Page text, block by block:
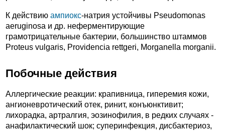
К действию ампиокс-натрия устойчивы Pseudomonas
aeruginosa и др. неферментирующие
грамотрицательные бактерии, большинство штаммов
Proteus vulgaris, Providencia rettgeri, Morganella morganii.
Побочные действия
Аллергические реакции: крапивница, гиперемия кожи,
ангионевротический отек, ринит, конъюнктивит;
лихорадка, артралгия, эозинофилия, в редких случаях -
анафилактический шок; суперинфекция, дисбактериоз,